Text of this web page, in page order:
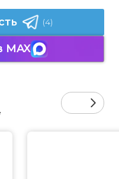
(4)
MAX